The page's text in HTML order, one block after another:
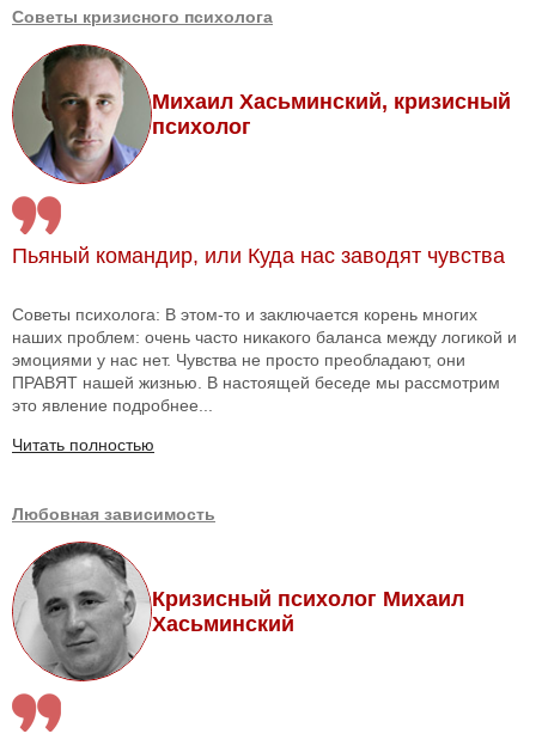
Советы кризисного психолога
Михаил Хасьминский, кризисный
психолог
Пьяный командир, или Куда нас заводят чувства
Советы психолога: В этом-то и заключается корень многих
наших проблем: очень часто никакого баланса между логикой и
эмоциями у нас нет. Чувства не просто преобладают, они
ПРАВЯТ нашей жизнью. В настоящей беседе мы рассмотрим
это явление подробнее...
Читать полностью
Любовная зависимость
Кризисный психолог Михаил
Хасьминский